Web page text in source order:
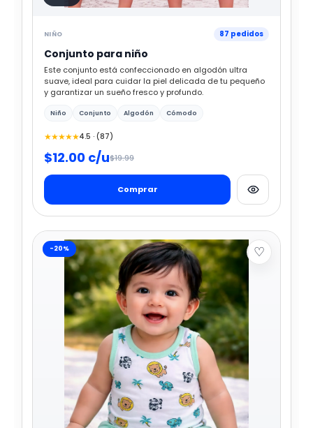
NIÑO 87 pedidos
Conjunto para niño
Este conjunto está confeccionado en algodón ultra
suave, ideal para cuidar la piel delicada de tu pequeño
y garantizar un sueño fresco y profundo.
Niño Conjunto Algodón Cómodo
★★★★★4.5 · (87)
$12.00 c/u$19.99
Comprar
-20% ♡